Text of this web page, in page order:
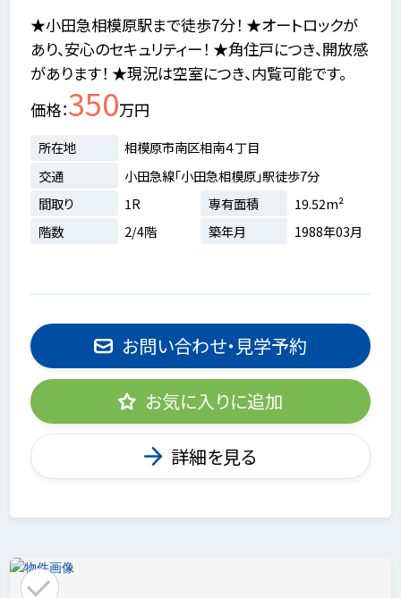
★小田急相模原駅まで徒歩7分！ ★オートロックが
あり、安心のセキュリティー！ ★角住戸につき、開放感
があります！ ★現況は空室につき、内覧可能です。
価格 350万円
所在地
相模原市南区相南４丁目
交通
小田急線「小田急相模原」駅徒歩7分
間取り
1R 専有面積
19.52m²
階数
2/4階 築年月 1988年03月
お問い合わせ・見学予約
お気に入りに追加
詳細を見る